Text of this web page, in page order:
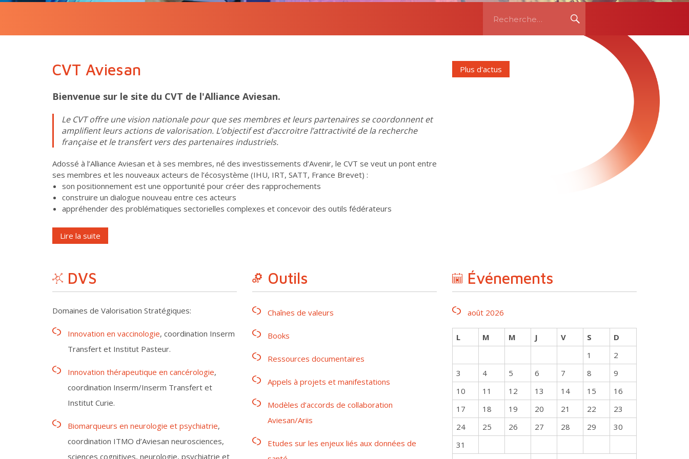
Recherche
CVT Aviesan
Bienvenue sur le site du CVT de l'Alliance Aviesan.
Le CVT offre une vision nationale pour que ses membres et leurs partenaires se coordonnent et
amplifient leurs actions de valorisation. L’objectif est d’accroitre l’attractivité de la recherche
française et le transfert vers des partenaires industriels.
Adossé à l’Alliance Aviesan et à ses membres, né des investissements d’Avenir, le CVT se veut un pont entre
ses membres et les nouveaux acteurs de l’écosystème (IHU, IRT, SATT, France Brevet) :
son positionnement est une opportunité pour créer des rapprochements
construire un dialogue nouveau entre ces acteurs
appréhender des problématiques sectorielles complexes et concevoir des outils fédérateurs
Lire la suite
Plus d'actus
DVS
Domaines de Valorisation Stratégiques:
Innovation en vaccinologie, coordination Inserm
Transfert et Institut Pasteur.
Innovation thérapeutique en cancérologie,
coordination Inserm/Inserm Transfert et
Institut Curie.
Biomarqueurs en neurologie et psychiatrie,
coordination ITMO d’Aviesan neurosciences,
sciences cognitives, neurologie, psychiatrie et
Outils
Chaînes de valeurs
Books
Ressources documentaires
Appels à projets et manifestations
Modèles d’accords de collaboration
Aviesan/Ariis
Etudes sur les enjeux liés aux données de
Événements
août 2026
L M M J V S
D
1
2
3
4 5 6 7 8
9
10
11 12 13 14 15
16
17
18 19 20 21 22
23
24
25 26 27 28 29
30
31